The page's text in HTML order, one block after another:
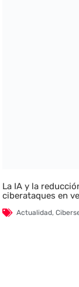
La IA y la
ciberataques en
Actualidad,